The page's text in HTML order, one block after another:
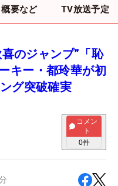
概要など TV放送予定
のジャンプ”「恥
キー・都玲華が初
グ突破確実
コメン
ト
0件